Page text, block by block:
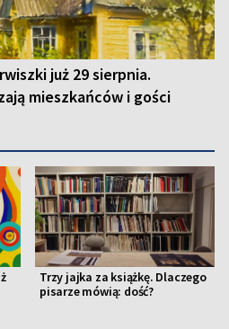
już 29 sierpnia.
mieszkańców i gości
Trzy jajka za książkę. Dlaczego
pisarze mówią: dość?